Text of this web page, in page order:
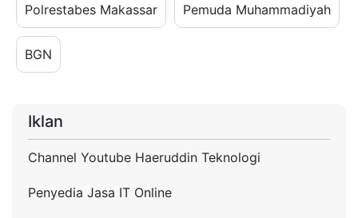
Polrestabes Makassar Pemuda Muhammadiyah
BGN
Iklan
Channel Youtube Haeruddin Teknologi
Penyedia Jasa IT Online